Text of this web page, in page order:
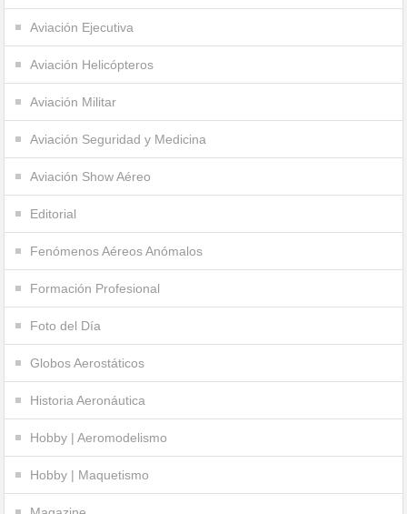
Aviación Ejecutiva
Aviación Helicópteros
Aviación Militar
Aviación Seguridad y Medicina
Aviación Show Aéreo
Editorial
Fenómenos Aéreos Anómalos
Formación Profesional
Foto del Día
Globos Aerostáticos
Historia Aeronáutica
Hobby | Aeromodelismo
Hobby | Maquetismo